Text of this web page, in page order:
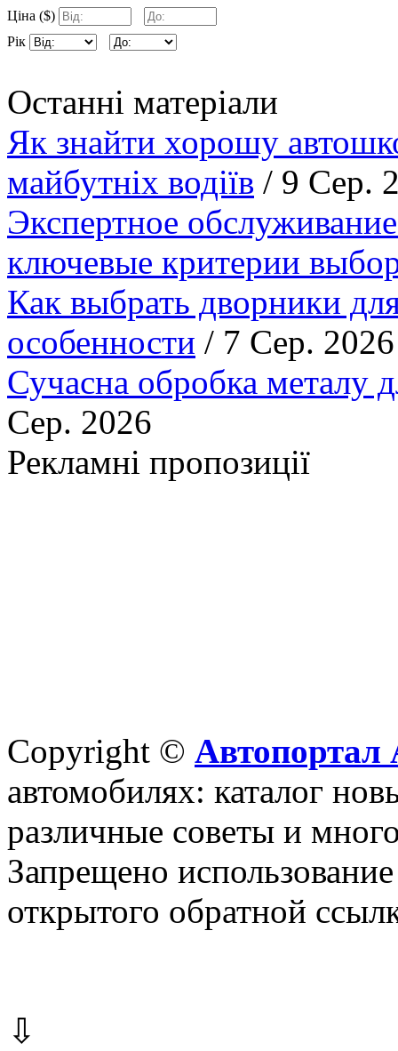
Ціна ($)
Рік
Останні матеріали
Як знайти хорошу
майбутніх водіїв / 9 Сер.
Экспертное
ключевые критерии
Как выбрать дворники
особенности / 7 Сер. 2026
Сучасна обробка металу
Сер. 2026
Рекламні пропозиції
Copyright © Автопортал
автомобилях: каталог
различные советы и
Запрещено
открытого обратной
⇩